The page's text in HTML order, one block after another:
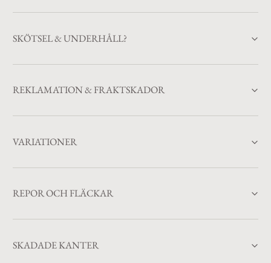
SKÖTSEL & UNDERHÅLL?
REKLAMATION & FRAKTSKADOR
VARIATIONER
REPOR OCH FLÄCKAR
SKADADE KANTER